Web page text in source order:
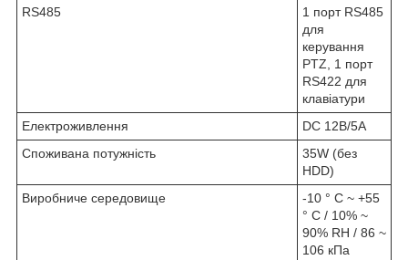
RS485
1 порт RS485
для
керування
PTZ, 1 порт
RS422 для
клавіатури
Електроживлення
DC 12В/5A
Споживана потужність
35W (без
HDD)
Виробниче середовище
-10 ° C ~ +55
° C / 10% ~
90% RH / 86 ~
106 кПа